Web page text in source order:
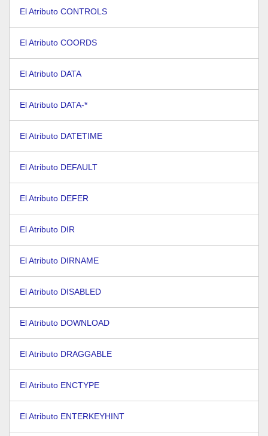
El Atributo CONTROLS
El Atributo COORDS
El Atributo DATA
El Atributo DATA-*
El Atributo DATETIME
El Atributo DEFAULT
El Atributo DEFER
El Atributo DIR
El Atributo DIRNAME
El Atributo DISABLED
El Atributo DOWNLOAD
El Atributo DRAGGABLE
El Atributo ENCTYPE
El Atributo ENTERKEYHINT